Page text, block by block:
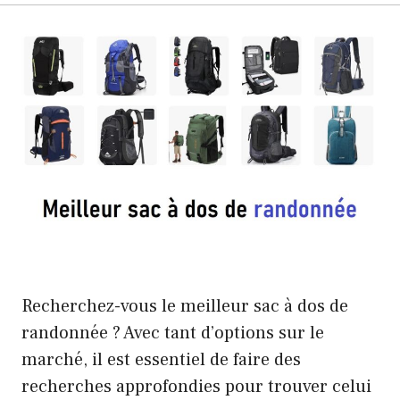
Recherchez-vous le meilleur sac à dos de
randonnée ? Avec tant d’options sur le
marché, il est essentiel de faire des
recherches approfondies pour trouver celui